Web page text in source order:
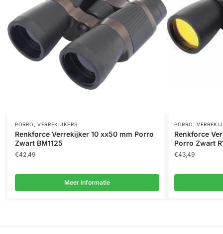
PORRO VERREKIJKERS
Renkforce Verrekijker 10 xx50 mm Porro
Zwart BM1125
€42,49
Meer informatie
PORRO
Renkforce
Porro Zwart
€43,49